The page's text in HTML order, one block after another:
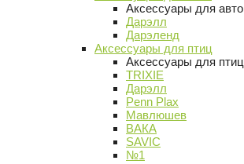
Аксессуары для авто
Дарэлл
Дарэленд
Аксессуары для птиц
Аксессуары для птиц
TRIXIE
Дарэлл
Penn Plax
Мавлюшев
ВАКА
SAVIC
№1